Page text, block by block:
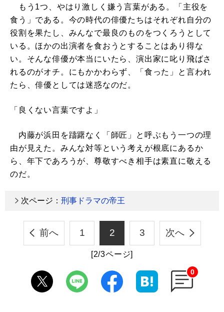
もう1つ、やはり激しく嫌う言葉がある。「主役を
食う」である。今の時代の俳優たちはそれぞれ自分の
役割を果たし、みんなで最良のものをつくろうとして
いる。ほかの出演者を食おうとすることはあり得な
い。そんな俳優が本当にいたら、演出家に叱り飛ばさ
れるのがオチ。にもかかわらず、「食った」と言われ
たら、俳優としては迷惑なのだ。
「良くない言葉ですよ」
内藤が浜田を躊躇なく「師匠」と呼ぶもう一つの理
由が見えた。みんな対等という考えが根底にあるか
ら、年下であろうが、尊敬すべき相手は素直に敬える
のだ。
次ページ： 刑事ドラマの帝王
前へ 1 2 3 次へ
[2/3ページ]
0